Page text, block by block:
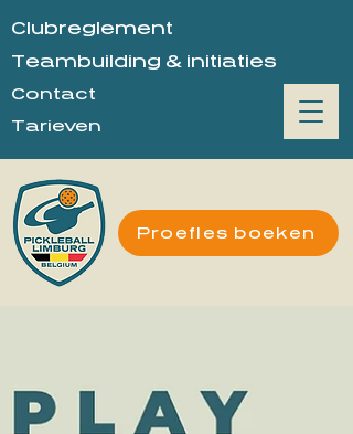
Clubreglement
Teambuilding & initiaties
Contact
Tarieven
Proefles boeken